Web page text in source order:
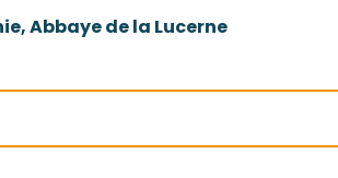
Abbaye de la Lucerne